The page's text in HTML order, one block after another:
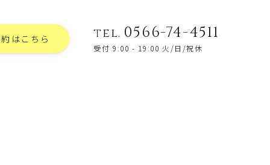
はこちら tel. 0566-74-4511
受付 9:00 - 19:00 火/日/祝休